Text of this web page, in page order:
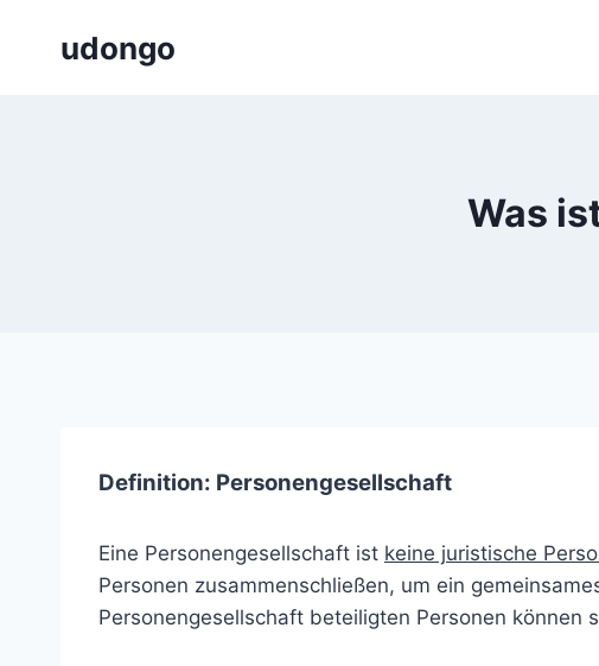
udongo
Was
Definition: Personengesellschaft
Eine Personengesellschaft ist keine juristische
Personen zusammenschließen, um ein
Personengesellschaft beteiligten Personen können